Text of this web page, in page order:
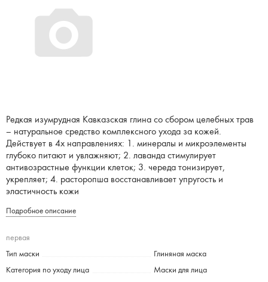
Редкая изумрудная Кавказская глина со сбором целебных трав
– натуральное средство комплексного ухода за кожей.
Действует в 4х направлениях: 1. минералы и микроэлементы
глубоко питают и увлажняют; 2. лаванда стимулирует
антивозрастные функции клеток; 3. череда тонизирует,
укрепляет; 4. расторопша восстанавливает упругость и
эластичность кожи
Подробное описание
первая
Тип маски Глиняная маска
Категория по уходу лица Маски для лица